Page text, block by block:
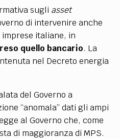
sugli asset
di intervenire anche
italiane, in
quello bancario. La
nel Decreto energia
del Governo a
“anomala” dati gli ampi
al Governo che, come
di maggioranza di MPS.